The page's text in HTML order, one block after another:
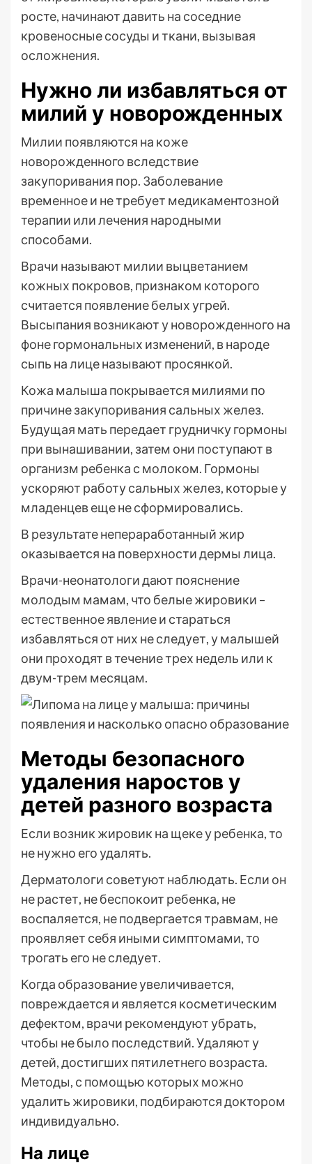
росте, начинают давить на соседние
кровеносные сосуды и ткани, вызывая
осложнения.
Нужно ли избавляться от
милий у новорожденных
Милии появляются на коже
новорожденного вследствие
закупоривания пор. Заболевание
временное и не требует медикаментозной
терапии или лечения народными
способами.
Врачи называют милии выцветанием
кожных покровов, признаком которого
считается появление белых угрей.
Высыпания возникают у новорожденного на
фоне гормональных изменений, в народе
сыпь на лице называют просянкой.
Кожа малыша покрывается милиями по
причине закупоривания сальных желез.
Будущая мать передает грудничку гормоны
при вынашивании, затем они поступают в
организм ребенка с молоком. Гормоны
ускоряют работу сальных желез, которые у
младенцев еще не сформировались.
В результате непераработанный жир
оказывается на поверхности дермы лица.
Врачи-неонатологи дают пояснение
молодым мамам, что белые жировики –
естественное явление и стараться
избавляться от них не следует, у малышей
они проходят в течение трех недель или к
двум-трем месяцам.
Методы безопасного
удаления наростов у
детей разного возраста
Если возник жировик на щеке у ребенка, то
не нужно его удалять.
Дерматологи советуют наблюдать. Если он
не растет, не беспокоит ребенка, не
воспаляется, не подвергается травмам, не
проявляет себя иными симптомами, то
трогать его не следует.
Когда образование увеличивается,
повреждается и является косметическим
дефектом, врачи рекомендуют убрать,
чтобы не было последствий. Удаляют у
детей, достигших пятилетнего возраста.
Методы, с помощью которых можно
удалить жировики, подбираются доктором
индивидуально.
На лице